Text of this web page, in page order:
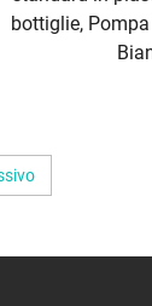
bottiglie,